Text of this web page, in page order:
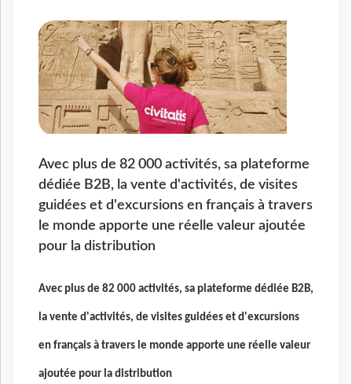
Avec plus de 82 000 activités, sa plateforme
dédiée B2B, la vente d'activités, de visites
guidées et d'excursions en français à travers
le monde apporte une réelle valeur ajoutée
pour la distribution
Avec plus de 82 000 activités, sa plateforme dédiée B2B,
la vente d'activités, de visites guidées et d'excursions
en français à travers le monde apporte une réelle valeur
ajoutée pour la distribution